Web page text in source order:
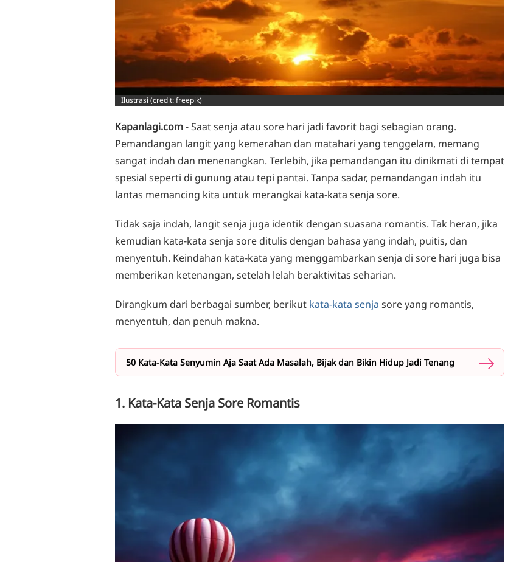
Ilustrasi (credit: freepik)
Kapanlagi.com- Saat senja atau sore hari jadi favorit bagi sebagian orang.
Pemandangan langit yang kemerahan dan matahari yang tenggelam, memang
sangat indah dan menenangkan. Terlebih, jika pemandangan itu dinikmati di tempat
spesial seperti di gunung atau tepi pantai. Tanpa sadar, pemandangan indah itu
lantas memancing kita untuk merangkai kata-kata senja sore.
Tidak saja indah, langit senja juga identik dengan suasana romantis. Tak heran, jika
kemudian kata-kata senja sore ditulis dengan bahasa yang indah, puitis, dan
menyentuh. Keindahan kata-kata yang menggambarkan senja di sore hari juga bisa
memberikan ketenangan, setelah lelah beraktivitas seharian.
Dirangkum dari berbagai sumber, berikut kata-kata senja sore yang romantis,
menyentuh, dan penuh makna.
50 Kata-Kata Senyumin Aja Saat Ada Masalah, Bijak dan Bikin Hidup Jadi Tenang
1. Kata-Kata Senja Sore Romantis